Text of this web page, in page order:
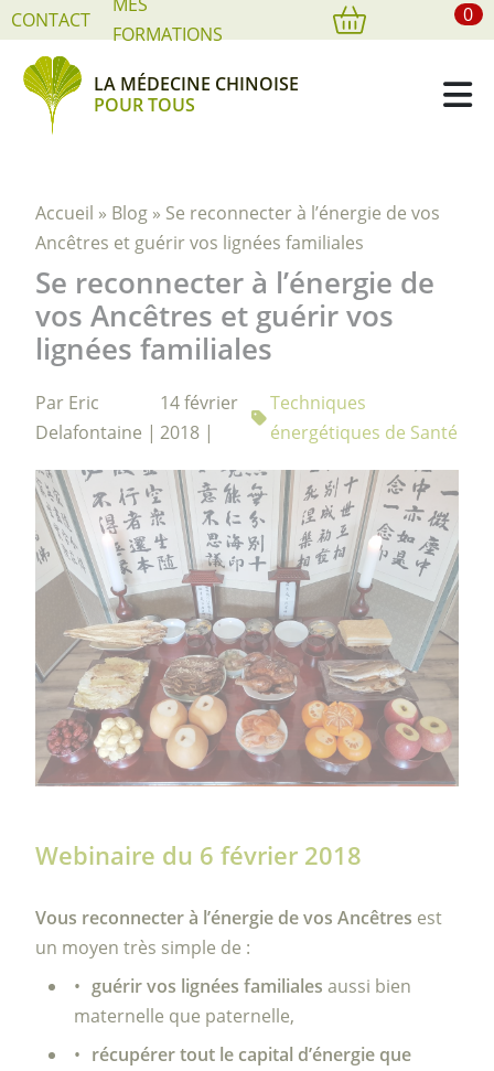
CONTACT
FORMATIONS
0
LA MÉDECINE CHINOISE
POUR TOUS
Accueil » Blog » Se reconnecter à l’énergie de vos
Ancêtres et guérir vos lignées familiales
Se reconnecter à l’énergie de
vos Ancêtres et guérir vos
lignées familiales
Par Eric
Delafontaine |
14 février
2018 |
Techniques
énergétiques de Santé
Webinaire du 6 février 2018
Vous reconnecter à l’énergie de vos Ancêtres est
un moyen très simple de :
guérir vos lignées familiales aussi bien
maternelle que paternelle,
récupérer tout le capital d’énergie que
Cookies management panel